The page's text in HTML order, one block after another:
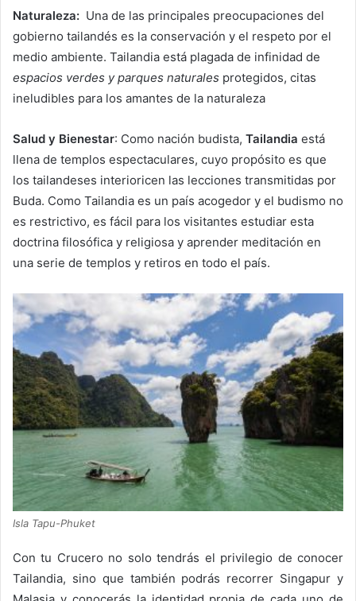
Naturaleza: Una de las principales preocupaciones del
gobierno tailandés es la conservación y el respeto por el
medio ambiente. Tailandia está plagada de infinidad de
espacios verdes y parques naturales protegidos, citas
ineludibles para los amantes de la naturaleza
Salud y Bienestar: Como nación budista, Tailandia está
llena de templos espectaculares, cuyo propósito es que
los tailandeses interioricen las lecciones transmitidas por
Buda. Como Tailandia es un país acogedor y el budismo no
es restrictivo, es fácil para los visitantes estudiar esta
doctrina filosófica y religiosa y aprender meditación en
una serie de templos y retiros en todo el país.
Isla Tapu-Phuket
Con tu Crucero no solo tendrás el privilegio de conocer
Tailandia, sino que también podrás recorrer Singapur y